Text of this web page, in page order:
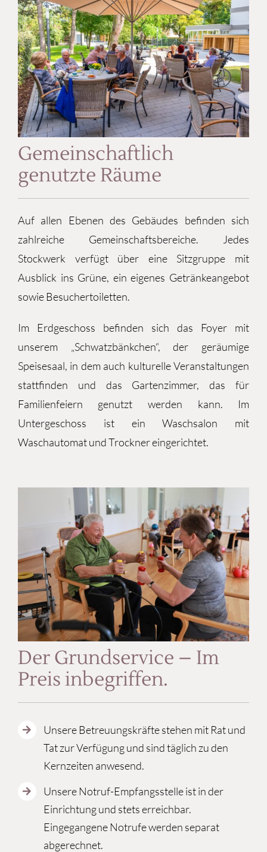
Gemeinschaftlich
genutzte Räume
Auf allen Ebenen des Gebäudes befinden sich
zahlreiche Gemeinschaftsbereiche. Jedes
Stockwerk verfügt über eine Sitzgruppe mit
Ausblick ins Grüne, ein eigenes Getränkeangebot
sowie Besuchertoiletten.
Im Erdgeschoss befinden sich das Foyer mit
unserem „Schwatzbänkchen“, der geräumige
Speisesaal, in dem auch kulturelle Veranstaltungen
stattfinden und das Gartenzimmer, das für
Familienfeiern genutzt werden kann. Im
Untergeschoss ist ein Waschsalon mit
Waschautomat und Trockner eingerichtet.
Der Grundservice – Im
Preis inbegriffen.
Unsere Betreuungskräfte stehen mit Rat und
Tat zur Verfügung und sind täglich zu den
Kernzeiten anwesend.
Unsere Notruf-Empfangsstelle ist in der
Einrichtung und stets erreichbar.
Eingegangene Notrufe werden separat
abgerechnet.